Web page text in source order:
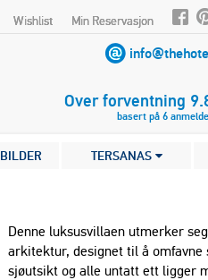
Wishlist Min Reservasjon
Over forventning
basert på 6
BILDER TERSANAS
Denne luksusvillaen utmerker
arkitektur, designet til å
sjøutsikt og alle untatt ett ligger